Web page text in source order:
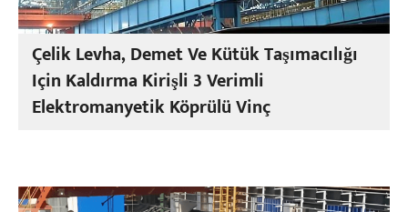
Çelik Levha, Demet Ve Kütük Taşımacılığı
Için Kaldırma Kirişli 3 Verimli
Elektromanyetik Köprülü Vinç